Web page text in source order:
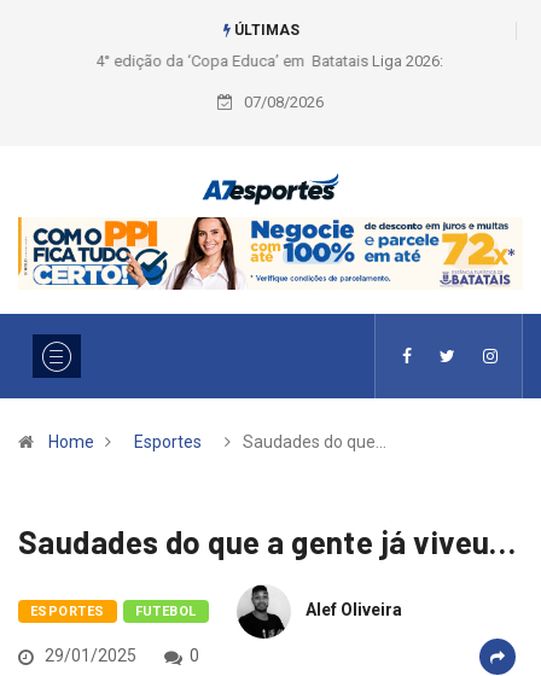
ÚLTIMAS
Liga 2026: Equipes rompem com a LABE na Série Ouro e entidade define
a 2° fase, times e formato
07/08/2026
Home Esportes Saudades do que…
Saudades do que a gente já viveu…
ESPORTES FUTEBOL Alef Oliveira
29/01/2025 0